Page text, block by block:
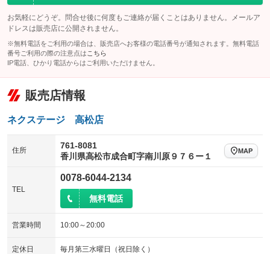
お気軽にどうぞ。問合せ後に何度もご連絡が届くことはありません。メールア
ドレスは販売店に公開されません。
※無料電話をご利用の場合は、販売店へお客様の電話番号が通知されます。無料電話
番号ご利用の際の注意点は こちら
IP電話、ひかり電話からはご利用いただけません。
販売店情報
ネクステージ 高松店
住所
761-8081
香川県高松市成合町字南川原９７６ー１
MAP
TEL
0078-6044-2134
無料電話
営業時間 10:00～20:00
定休日 毎月第三水曜日（祝日除く）